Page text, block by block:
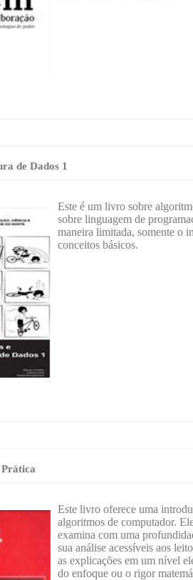
de Dados 1
Este é um livro sobre
sobre linguagem de
maneira limitada, somente o
conceitos básicos.
Este livro oferece uma
algoritmos de computador.
examina com uma
sua análise acessíveis aos
as explicações em um nível
do enfoque ou o rigor